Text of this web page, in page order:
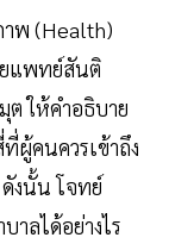
าพ (Health)
ยแพทย์สันติ
ต ให้คำอธิบาย
ผู้คนควรเข้าถึง
ดังนั้น โจทย์
าลได้อย่างไร